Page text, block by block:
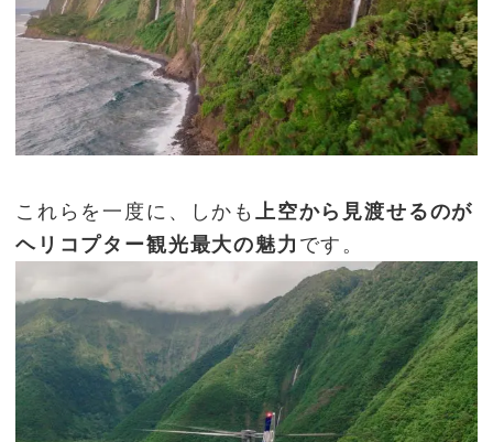
これらを一度に、しかも
上空から見渡せるのが
ヘリコプター観光最大の魅力 です。